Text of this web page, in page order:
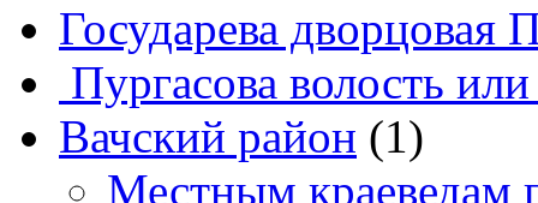
Государева дворцовая
Пургасова волость
Вачский район (1)
Местным краеведам